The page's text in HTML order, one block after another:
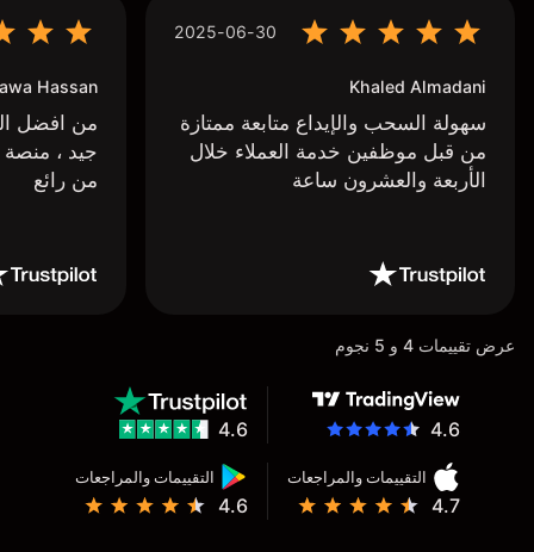
2025-06-30
Khaled Almadani
سهولة السحب والإيداع متابعة ممتازة
من قبل موظفين خدمة العملاء خلال
الأربعة والعشرون ساعة
Hassan
من افضل
جيد ،
من رائع
عرض تقييمات 4 و 5 نجوم
4.6
التقييمات والمراجعات
4.7
التقييمات والمراجعات
4.6
4.6